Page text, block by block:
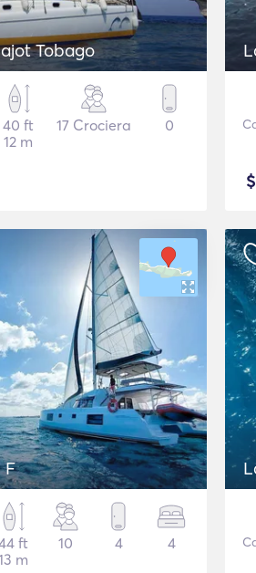
Tobago
40 ft
12 m
17 Crociera 0
F
ft
m
10 4 4